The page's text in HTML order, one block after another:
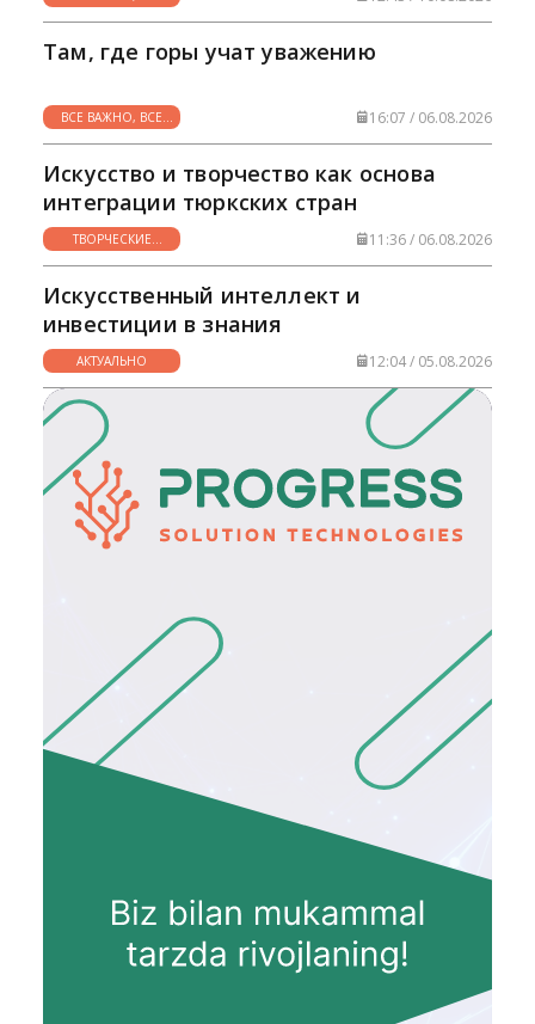
НУЖНО
Там, где горы учат уважению
ВСЕ ВАЖНО, ВСЕ
НУЖНО
16:07 / 06.08.2026
Искусство и творчество как основа
интеграции тюркских стран
ТВОРЧЕСКИЕ
ГОРИЗОНТЫ
11:36 / 06.08.2026
Искусственный интеллект и
инвестиции в знания
АКТУАЛЬНО 12:04 / 05.08.2026